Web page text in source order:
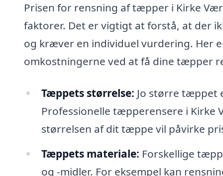
Prisen for rensning af tæpper i Kirke
faktorer. Det er vigtigt at forstå, at der
og kræver en individuel vurdering. Her
omkostningerne ved at få dine tæpper
Tæppets størrelse: Jo større tæppet
Professionelle tæpperensere i
størrelsen af dit tæppe vil påvirke
Tæppets materiale: Forskellige
og -midler. For eksempel kan